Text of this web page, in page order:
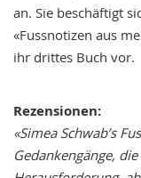
an. Sie beschäftigt
«Fussnotizen aus
ihr drittes Buch vor.
Rezensionen:
«Simea Schwab’s
Gedankengänge,